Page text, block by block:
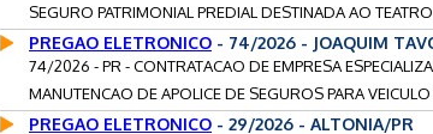
SEGURO PATRIMONIAL PREDIAL DESTINADA AO
PREGAO ELETRONICO - 74/2026 - JOAQUIM
74/2026 - PR - CONTRATACAO DE EMPRESA
MANUTENCAO DE APOLICE DE SEGUROS PARA
PREGAO ELETRONICO - 29/2026 - ALTONIA/PR